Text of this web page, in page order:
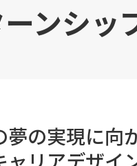
ンシッ
夢の実現に向